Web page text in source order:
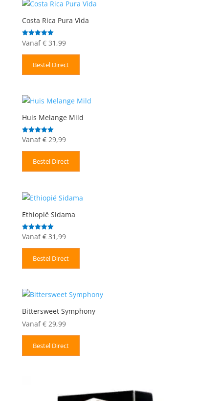
Costa Rica Pura Vida
Gewaardeerd
5.00
Vanaf €31,99
Bestel Direct
Huis Melange Mild
Gewaardeerd
5.00
uit 5
Vanaf €29,99
Bestel Direct
Ethiopië Sidama
Gewaardeerd
5.00
uit 5
Vanaf €31,99
Bestel Direct
Bittersweet Symphony
Vanaf €29,99
Bestel Direct